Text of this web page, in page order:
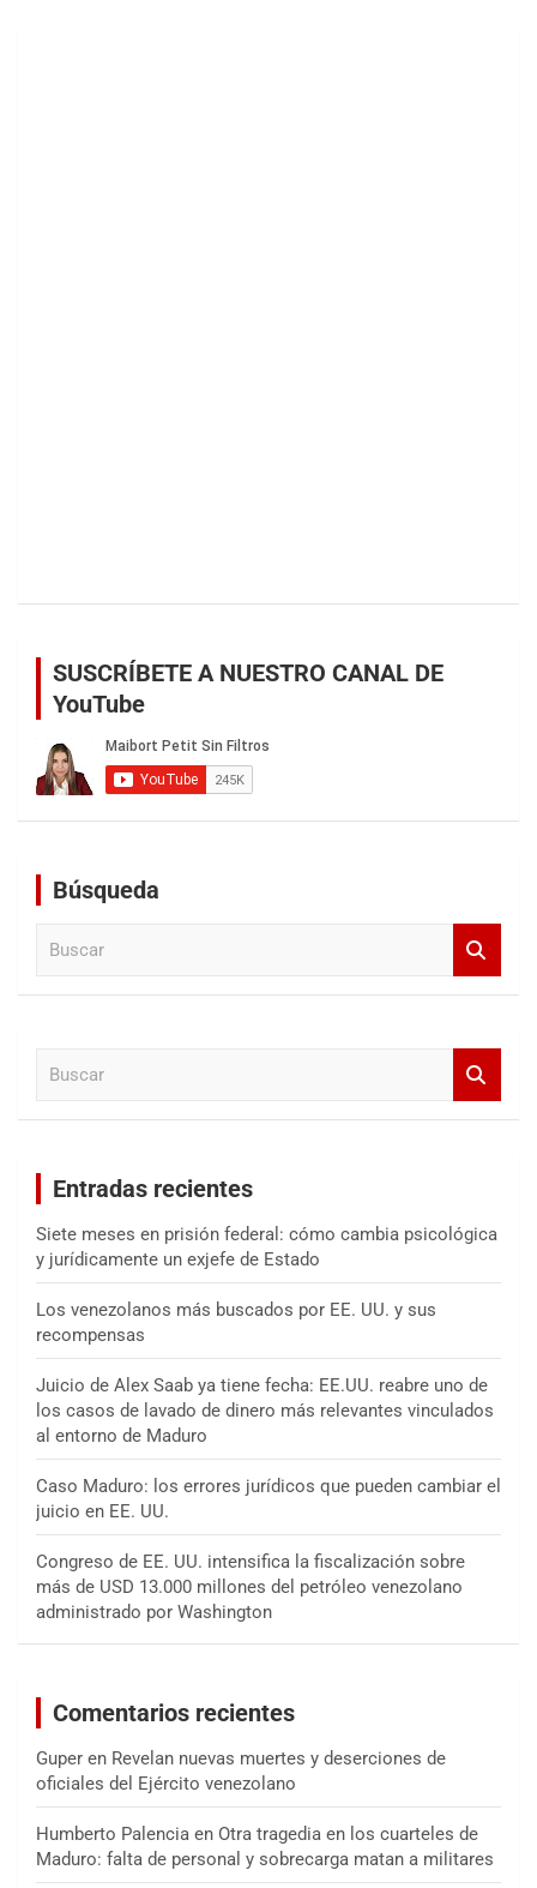
SUSCRÍBETE A NUESTRO CANAL DE
YouTube
Búsqueda
Entradas recientes
Siete meses en prisión federal: cómo cambia psicológica
y jurídicamente un exjefe de Estado
Los venezolanos más buscados por EE. UU. y sus
recompensas
Juicio de Alex Saab ya tiene fecha: EE.UU. reabre uno de
los casos de lavado de dinero más relevantes vinculados
al entorno de Maduro
Caso Maduro: los errores jurídicos que pueden cambiar el
juicio en EE. UU.
Congreso de EE. UU. intensifica la fiscalización sobre
más de USD 13.000 millones del petróleo venezolano
administrado por Washington
Comentarios recientes
Guper en Revelan nuevas muertes y deserciones de
oficiales del Ejército venezolano
Humberto Palencia en Otra tragedia en los cuarteles de
Maduro: falta de personal y sobrecarga matan a militares